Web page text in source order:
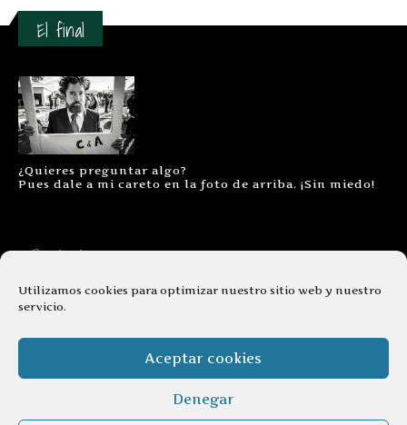
Utilizamos cookies para optimizar nuestro sitio web y nuestro
servicio.
Aceptar cookies
Denegar
El final
¿Quieres preguntar algo?
Pues dale a mi careto en la foto de arriba. ¡Sin miedo!
Contacto
Aviso legal